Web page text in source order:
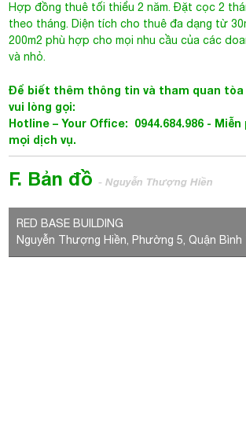
Hợp đồng thuê tối thiểu 2 năm. Đặt cọc 2
theo tháng. Diện tích cho thuê đa dạng từ
200m2 phù hợp cho mọi nhu cầu của các
và nhỏ.
Để biết thêm thông tin và tham quan tòa
vui lòng gọi:
Hotline – Your Office: 0944.684.986 - Miễn
mọi dịch vụ.
F. Bản đồ- Nguyễn Thượng Hiền
RED BASE BUILDING
Nguyễn Thượng Hiền, Phường 5, Quận Bình